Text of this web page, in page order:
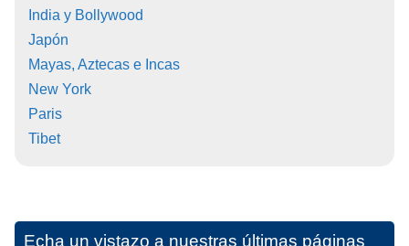
India y Bollywood
Japón
Mayas, Aztecas e Incas
New York
Paris
Tibet
Echa un vistazo a nuestras últimas páginas